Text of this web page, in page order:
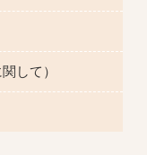
して）